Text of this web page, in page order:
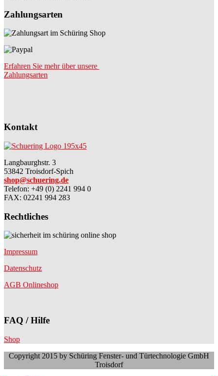
Zahlungsarten
Erfahren Sie mehr über unsere
Zahlungsarten
Kontakt
Langbaurghstr. 3
53842 Troisdorf-Spich
shop@schuering.de
Telefon: +49 (0) 2241 994 0
FAX: 02241 994 283
Rechtliches
Impressum
Datenschutz
AGB Onlineshop
FAQ / Hilfe
Shop
Copyright 2015 by Schüring Fenster- und Türtechnologie GmbH
Troisdorf